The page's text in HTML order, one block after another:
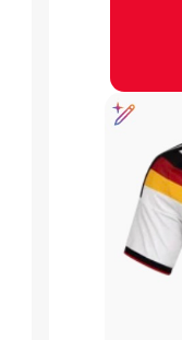
Tabelle
Tabelle